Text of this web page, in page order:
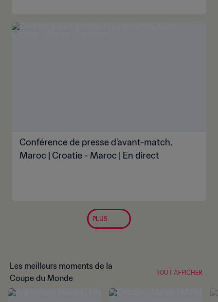
Conférence de presse d'avant-match,
Maroc | Croatie - Maroc | En direct
PLUS
Les meilleurs moments de la
Coupe du Monde
TOUT AFFICHER